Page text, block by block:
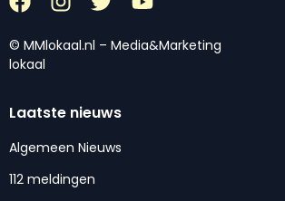
© MMlokaal.nl – Media&Marketing
lokaal
Laatste nieuws
Algemeen Nieuws
112 meldingen